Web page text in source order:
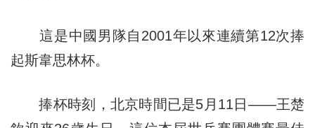
這是中國男隊自2001年以來連續第12次捧
起斯韋思林杯。
捧杯時刻，北京時間已是5月11日——王楚